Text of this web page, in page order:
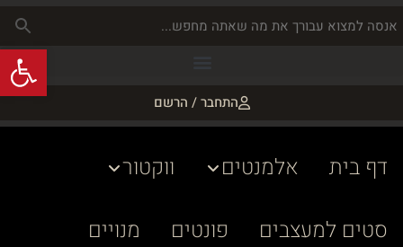
התחבר / הרשם
דף בית אלמנטים
ווקטור
סטים למעצבים
פונטים
מנויים